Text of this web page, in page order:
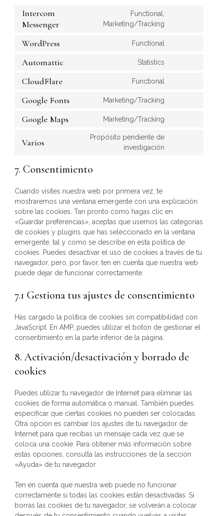
Intercom
Messenger
Functional,
Marketing/Tracking
WordPress Functional
Automattic Statistics
CloudFlare Functional
Google Fonts Marketing/Tracking
Google Maps Marketing/Tracking
Varios
Propósito pendiente de
investigación
7. Consentimiento
Cuando visites nuestra web por primera vez, te
mostraremos una ventana emergente con una explicación
sobre las cookies. Tan pronto como hagas clic en
«Guardar preferencias», aceptas que usemos las categorías
de cookies y plugins que has seleccionado en la ventana
emergente, tal y como se describe en esta política de
cookies. Puedes desactivar el uso de cookies a través de tu
navegador, pero, por favor, ten en cuenta que nuestra web
puede dejar de funcionar correctamente.
7.1 Gestiona tus ajustes de consentimiento
Has cargado la política de cookies sin compatibilidad con
JavaScript. En AMP, puedes utilizar el botón de gestionar el
consentimiento en la parte inferior de la página.
8. Activación/desactivación y borrado de
cookies
Puedes utilizar tu navegador de Internet para eliminar las
cookies de forma automática o manual. También puedes
especificar que ciertas cookies no pueden ser colocadas.
Otra opción es cambiar los ajustes de tu navegador de
Internet para que recibas un mensaje cada vez que se
coloca una cookie. Para obtener más información sobre
estas opciones, consulta las instrucciones de la sección
«Ayuda» de tu navegador.
Ten en cuenta que nuestra web puede no funcionar
correctamente si todas las cookies están desactivadas. Si
borras las cookies de tu navegador, se volverán a colocar